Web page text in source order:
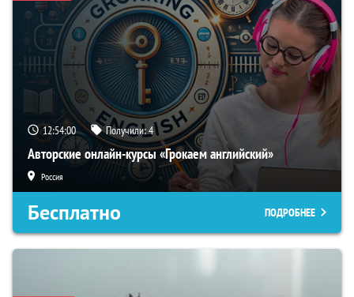
12:54:00 Получили:4
Авторские онлайн-курсы «Грокаем английский»
Россия
Бесплатно ПОДРОБНЕЕ